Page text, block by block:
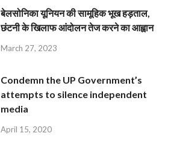
बेलसोनिका यूनियन की सामूहिक भूख हड़ताल,
छंटनी के खिलाफ आंदोलन तेज करने का आह्वान
March 27, 2023
Condemn the UP Government’s
attempts to silence independent
media
April 15, 2020